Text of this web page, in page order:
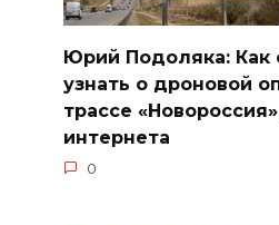
Юрий Подоляка: Как
узнать о дроновой
трассе
интернета
0